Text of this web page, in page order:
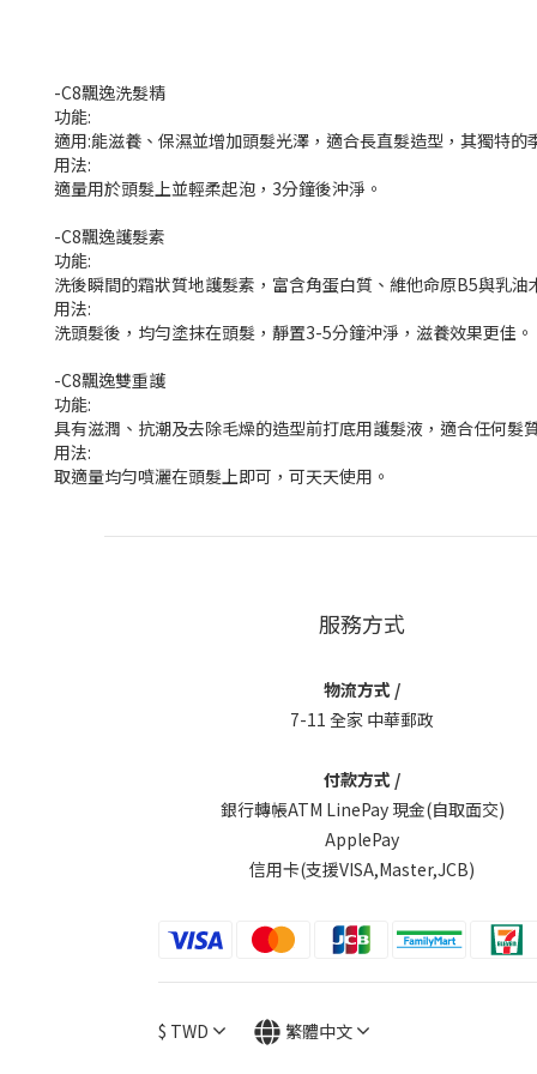
-C8飄逸洗髮精
功能:
適用:能滋養、保濕並增加頭髮光澤，適合長直髮造型，其獨特
用法:
適量用於頭髮上並輕柔起泡，3分鐘後沖淨。
-C8飄逸護髮素
功能:
洗後瞬間的霜狀質地護髮素，富含角蛋白質、維他命原B5與乳
用法:
洗頭髮後，均勻塗抹在頭髮，靜置3-5分鐘沖淨，滋養效果更佳。
-C8飄逸雙重護
功能:
具有滋潤、抗潮及去除毛燥的造型前打底用護髮液，適合任何髮
用法:
取適量均勻噴灑在頭髮上即可，可天天使用。
服務方式
物流方式 /
7-11 全家 中華郵政
付款方式 /
銀行轉帳ATM LinePay 現金(自取面交)
ApplePay
信用卡(支援VISA,Master,JCB)
$ TWD 繁體中文